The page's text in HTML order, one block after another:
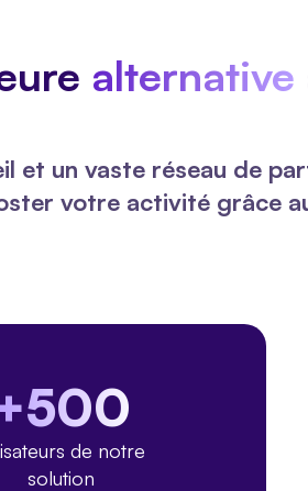
alternative
et un vaste réseau de
votre activité grâce
de notre
solution